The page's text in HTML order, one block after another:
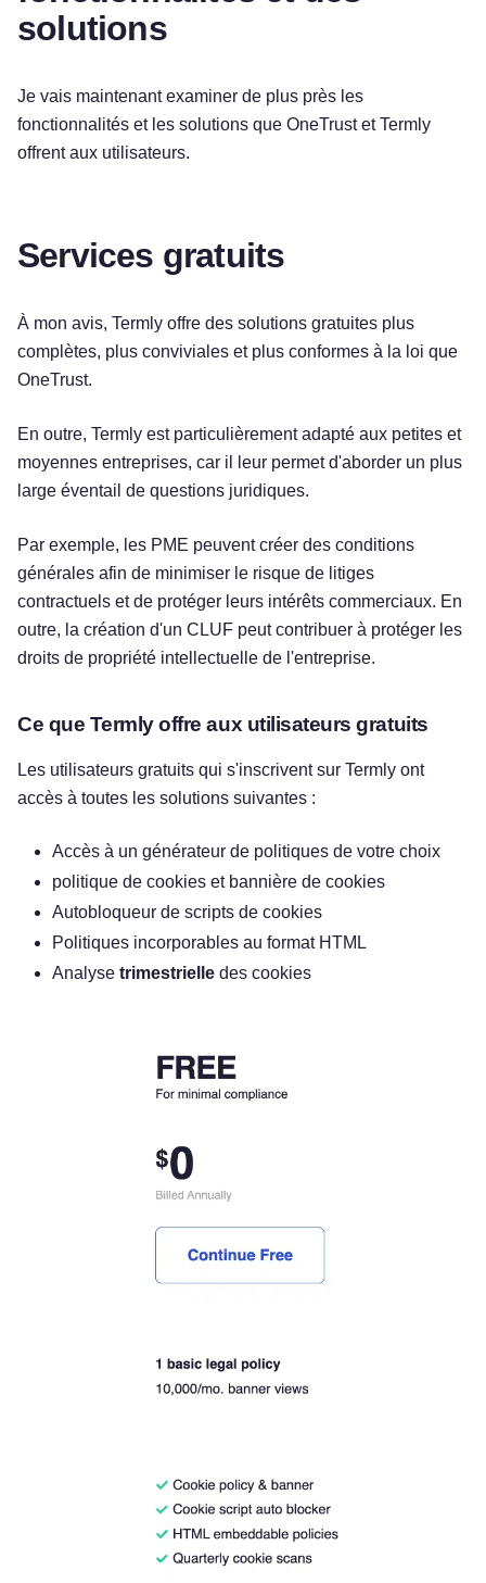
solutions
Je vais maintenant examiner de plus près les
fonctionnalités et les solutions que OneTrust et Termly
offrent aux utilisateurs.
Services gratuits
À mon avis, Termly offre des solutions gratuites plus
complètes, plus conviviales et plus conformes à la loi que
OneTrust.
En outre, Termly est particulièrement adapté aux petites et
moyennes entreprises, car il leur permet d'aborder un plus
large éventail de questions juridiques.
Par exemple, les PME peuvent créer des conditions
générales afin de minimiser le risque de litiges
contractuels et de protéger leurs intérêts commerciaux. En
outre, la création d'un CLUF peut contribuer à protéger les
droits de propriété intellectuelle de l'entreprise.
Ce que Termly offre aux utilisateurs gratuits
Les utilisateurs gratuits qui s'inscrivent sur Termly ont
accès à toutes les solutions suivantes :
Accès à un générateur de politiques de votre choix
politique de cookies et bannière de cookies
Autobloqueur de scripts de cookies
Politiques incorporables au format HTML
Analyse trimestrielle des cookies